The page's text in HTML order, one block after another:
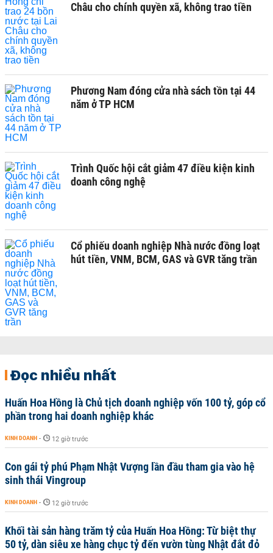
Châu cho chính quyền xã, không trao tiền
Phương Nam đóng cửa nhà sách tồn tại 44
năm ở TP HCM
Trình Quốc hội cắt giảm 47 điều kiện kinh
doanh công nghệ
Cổ phiếu doanh nghiệp Nhà nước đồng loạt
hút tiền, VNM, BCM, GAS và GVR tăng trần
Đọc nhiều nhất
Huấn Hoa Hồng là Chủ tịch doanh nghiệp vốn 100 tỷ, góp cổ
phần trong hai doanh nghiệp khác
KINH DOANH - 12 giờ trước
Con gái tỷ phú Phạm Nhật Vượng lần đầu tham gia vào hệ
sinh thái Vingroup
KINH DOANH - 12 giờ trước
Khối tài sản hàng trăm tỷ của Huấn Hoa Hồng: Từ biệt thự
50 tỷ, dàn siêu xe hàng chục tỷ đến vườn tùng Nhật đắt đỏ